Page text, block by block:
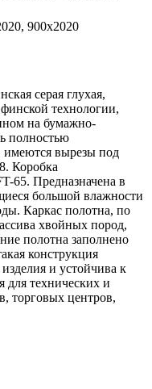
900x2020
серая глухая,
технологии,
на бумажно-
полностью
имеются вырезы под
Коробка
65. Предназначена в
большой влажности
Каркас полотна, по
хвойных пород,
полотна заполнено
конструкция
изделия и устойчива к
технических и
торговых центров,